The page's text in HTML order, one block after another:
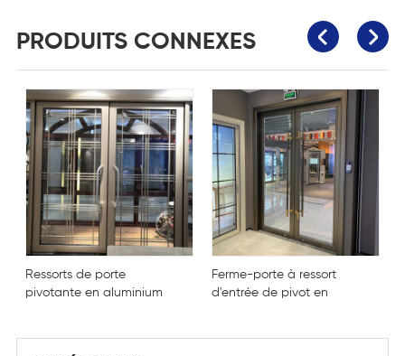
PRODUITS CONNEXES
Ressorts de porte
pivotante en aluminium
Ferme-porte à ressort
d'entrée de pivot en